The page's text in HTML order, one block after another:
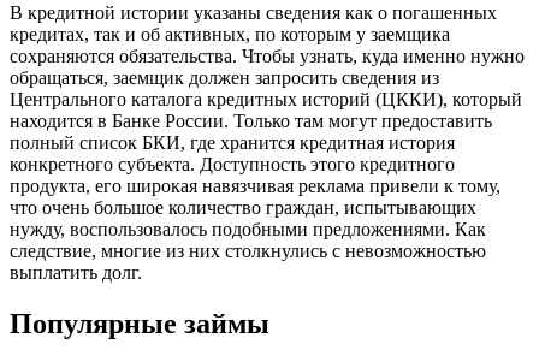
В кредитной истории указаны сведения как о погашенных
кредитах, так и об активных, по которым у заемщика
сохраняются обязательства. Чтобы узнать, куда именно нужно
обращаться, заемщик должен запросить сведения из
Центрального каталога кредитных историй (ЦККИ), который
находится в Банке России. Только там могут предоставить
полный список БКИ, где хранится кредитная история
конкретного субъекта. Доступность этого кредитного
продукта, его широкая навязчивая реклама привели к тому,
что очень большое количество граждан, испытывающих
нужду, воспользовалось подобными предложениями. Как
следствие, многие из них столкнулись с невозможностью
выплатить долг.
Популярные займы